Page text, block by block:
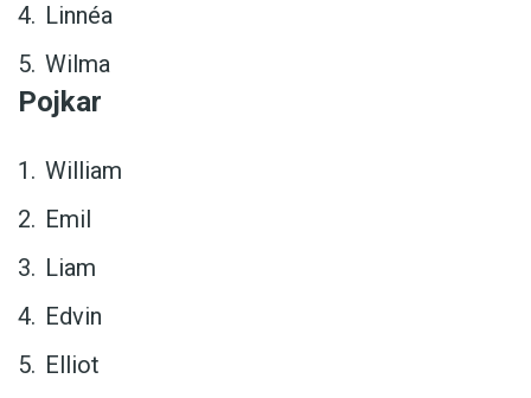
Linnéa
Wilma
Pojkar
William
Emil
Liam
Edvin
Elliot